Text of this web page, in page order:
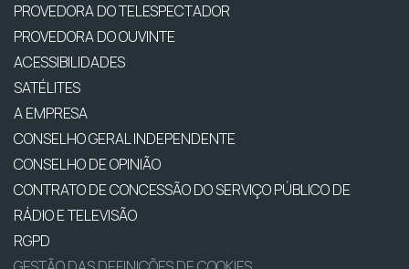
PROVEDORA DO TELESPECTADOR
PROVEDORA DO OUVINTE
ACESSIBILIDADES
SATÉLITES
A EMPRESA
CONSELHO GERAL INDEPENDENTE
CONSELHO DE OPINIÃO
CONTRATO DE CONCESSÃO DO SERVIÇO PÚBLICO DE
RÁDIO E TELEVISÃO
RGPD